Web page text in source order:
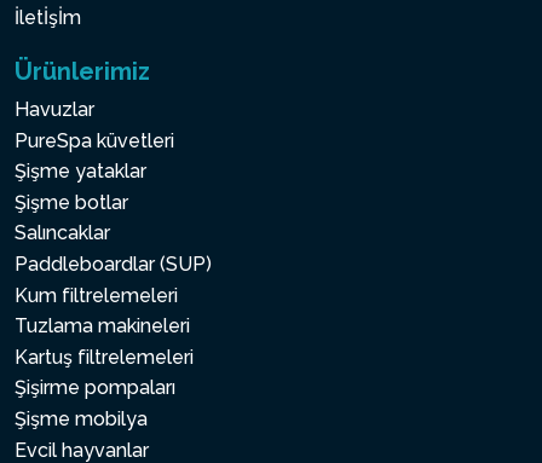
İletİşİm
Ürünlerimiz
Havuzlar
PureSpa küvetleri
Şişme yataklar
Şişme botlar
Salıncaklar
Paddleboardlar (SUP)
Kum filtrelemeleri
Tuzlama makineleri
Kartuş filtrelemeleri
Şişirme pompaları
Şişme mobilya
Evcil hayvanlar